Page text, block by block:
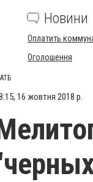
Новини
Оплатить
Оголошення
16 жовтня 2018 р.